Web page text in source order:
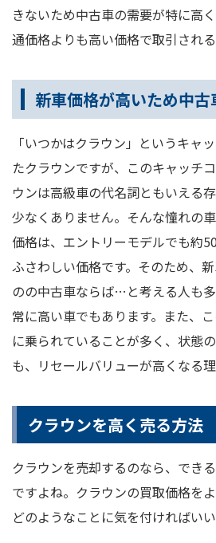
きないため中古車の需要が特に高
通価格よりも高い価格で取引される
新車価格が高いため中
「いつかはクラウン」というキャ
たクラウンですが、このキャッチ
ウンは高級車の代名詞ともいえる
少なくありません。そんな憧れの
価格は、エントリーモデルでも約
ふさわしい価格です。そのため、
のの中古車ならば…と考える人も
常に高い車でもあります。また、
に乗られていることが多く、状態
も、リセールバリューが高くなる理
クラウンを高く売る方法
クラウンを売却するのなら、でき
ですよね。クラウンの買取価格を
どのようなことに気を付ければい